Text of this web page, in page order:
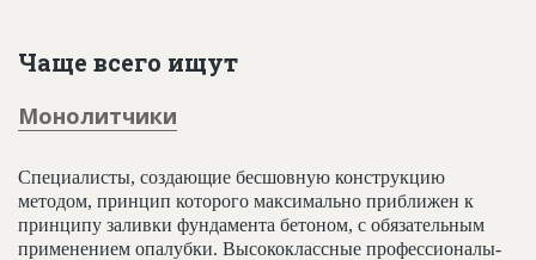
Чаще всего ищут
Монолитчики
Специалисты, создающие бесшовную конструкцию
методом, принцип которого максимально приближен к
принципу заливки фундамента бетоном, с обязательным
применением опалубки. Высококлассные профессионалы-